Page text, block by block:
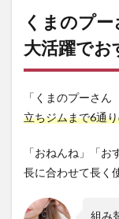
くまのプ
大活躍でお
「くまのプーさん
立ちジムまで6通
「おねんね」「
長に合わせて長く
組み